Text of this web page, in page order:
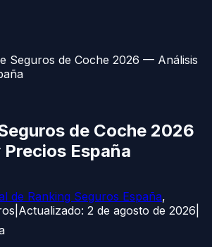
Seguros de Coche 2026 — Análisis
de Coche 2026
España
de Ranking Seguros España,
Actualizado: 2 de agosto de 2026